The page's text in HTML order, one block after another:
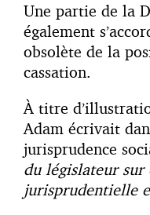
Une partie de la
également
obsolète de la
cassation.
À titre
Adam écrivait
jurisprudence
du législateur sur
jurisprudentielle